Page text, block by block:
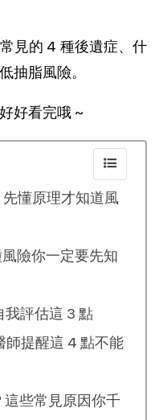
見的 4 種後遺症、什
抽脂風險。
好看完哦 ~
懂原理才知道風
險你一定要先知
我評估這 3 點
師提醒這 4 點不能
些常見原因你千